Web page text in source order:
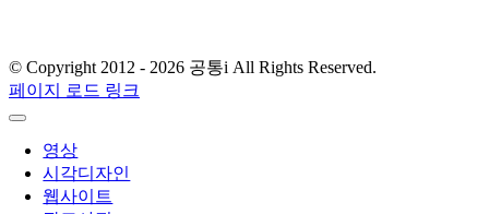
© Copyright 2012 - 2026 공통i All Rights Reserved.
페이지 로드 링크
영상
시각디자인
웹사이트